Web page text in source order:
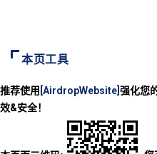
本页工具
推荐使用 [AirdropWebsite] 强化您
效&安全！